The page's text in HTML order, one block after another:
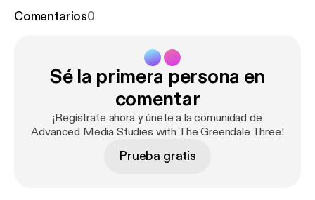
Comentarios0
Sé la primera persona en
comentar
¡Regístrate ahora y únete a la comunidad de
Advanced Media Studies with The Greendale Three!
Prueba gratis